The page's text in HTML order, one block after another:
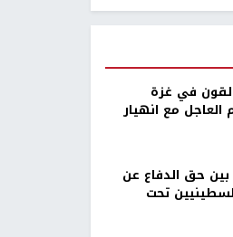
في غزة
العاجل مع انهيار
حق الدفاع عن
تحت